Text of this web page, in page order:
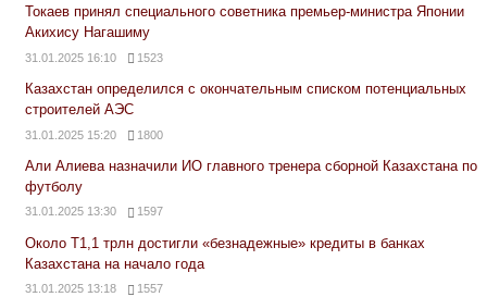
Токаев принял специального советника премьер-министра Японии
Акихису Нагашиму
31.01.2025 16:10 1523
Казахстан определился с окончательным списком потенциальных
строителей АЭС
31.01.2025 15:20 1800
Али Алиева назначили ИО главного тренера сборной Казахстана по
футболу
31.01.2025 13:30 1597
Около Т1,1 трлн достигли «безнадежные» кредиты в банках
Казахстана на начало года
31.01.2025 13:18 1557